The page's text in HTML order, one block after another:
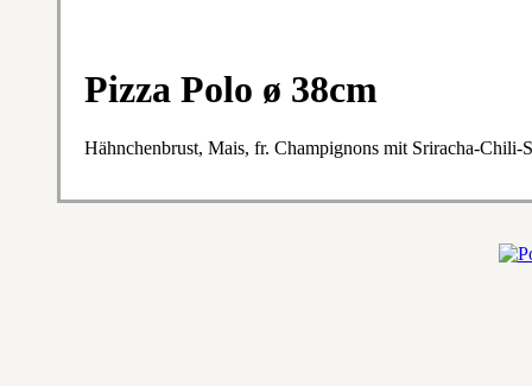
Pizza Polo ø 38cm
Hähnchenbrust, Mais, fr. Champignons mit Sriracha-Chili-